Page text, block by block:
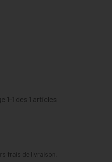
1-1 des 1 articles
frais de livraison.